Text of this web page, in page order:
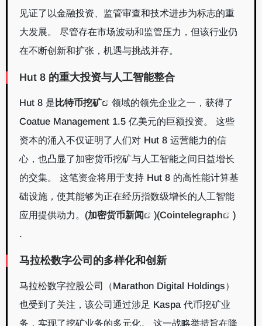
见证了以金融投资、监管审查和技术进步为标志的重
大发展。 尽管存在市场波动和监管压力，但该行业仍
在不断创新和扩张，机遇与挑战并存。
Hut 8 的重大投资与人工智能整合
Hut 8 是 比特币挖矿
领域的领先企业之一，获得了
Coatue Management 1.5 亿美元的巨额投资。 这些
资本的涌入不仅证明了人们对 Hut 8 运营能力的信
心，也凸显了加密货币挖矿与人工智能之间日益增长
的交集。 这笔资金将用于支持 Hut 8 的高性能计算基
础设施，使其能够为正在经历指数级增长的人工智能
应用提供动力。 (加密货币新闻 )(Cointelegraph
)
.
马拉松数字公司的多样化和创新
马拉松数字控股公司（Marathon Digital Holdings）
也受到了关注，该公司通过涉足 Kaspa 代币挖矿业
务，实现了挖矿业务的多元化。 这一战略举措旨在降